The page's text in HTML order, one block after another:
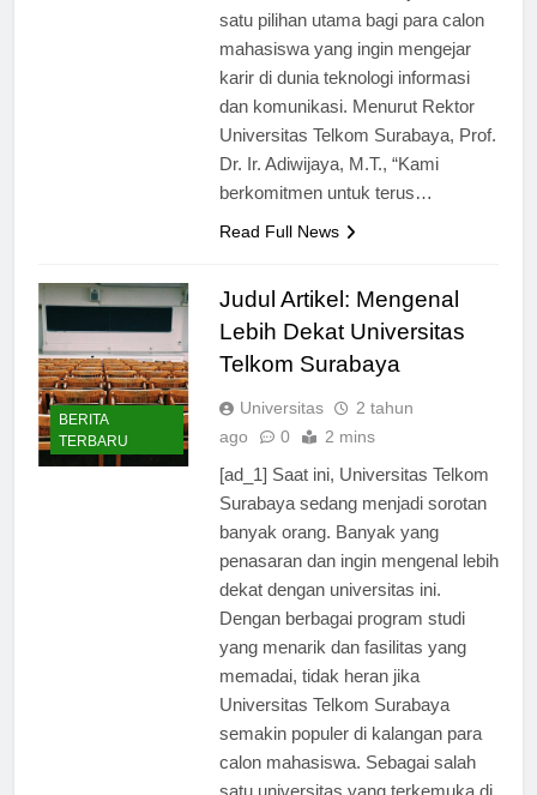
universitas ini telah menjadi salah
satu pilihan utama bagi para calon
mahasiswa yang ingin mengejar
karir di dunia teknologi informasi
dan komunikasi. Menurut Rektor
Universitas Telkom Surabaya, Prof.
Dr. Ir. Adiwijaya, M.T., “Kami
BERITA
TERBARU
Judul Artikel: Mengenal
Lebih Dekat Universitas
Telkom Surabaya
Universitas
2 tahun
[ad_1] Saat ini, Universitas Telkom
Surabaya sedang menjadi sorotan
banyak orang. Banyak yang
penasaran dan ingin mengenal lebih
dekat dengan universitas ini.
Dengan berbagai program studi
yang menarik dan fasilitas yang
memadai, tidak heran jika
Universitas Telkom Surabaya
semakin populer di kalangan para
calon mahasiswa. Sebagai salah